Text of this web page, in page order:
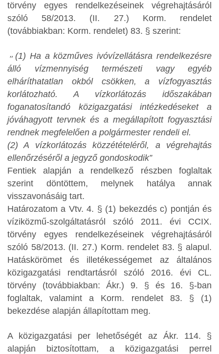
törvény egyes rendelkezéseinek végrehajtásáról
szóló 58/2013. (II. 27.) Korm. rendelet
(továbbiakban: Korm. rendelet) 83. § szerint:
(1) Ha a közműves ivóvízellátásra rendelkezésre
álló vízmennyiség természeti vagy egyéb
elháríthatatlan okból csökken, a vízfogyasztás
korlátozható. A vízkorlátozás időszakában
foganatosítandó közigazgatási intézkedéseket a
jóváhagyott tervnek és a megállapított fogyasztási
rendnek megfelelően a polgármester rendeli el.
(2) A vízkorlátozás közzétételéről, a végrehajtás
ellenőrzéséről a jegyző gondoskodik”
Fentiek alapján a rendelkező részben foglaltak
szerint döntöttem, melynek hatálya annak
visszavonásáig tart.
Határozatom a Vtv. 4. § (1) bekezdés c) pontján és
víziközmű-szolgáltatásról szóló 2011. évi CCIX.
törvény egyes rendelkezéseinek végrehajtásáról
szóló 58/2013. (II. 27.) Korm. rendelet 83. § alapul.
Hatáskörömet és illetékességemet az általános
közigazgatási rendtartásról szóló 2016. évi CL.
törvény (továbbiakban: Ákr.) 9. § és 16. §-ban
foglaltak, valamint a Korm. rendelet 83. § (1)
bekezdése alapján állapítottam meg.
A közigazgatási per lehetőségét az Ákr. 114. §
alapján biztosítottam, a közigazgatási perrel